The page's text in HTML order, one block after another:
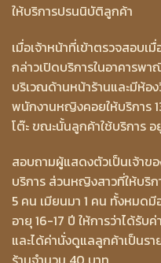
ให้บริการปรนนิบัติลูกค้า
เมื่อเจ้าหน้าที่เข้าตรวจสอบเ
กล่าวเปิดบริการในอาคารพ
บริเวณด้านหน้าร้านและมีห้อ
พนักงานหญิงคอยให้บริการ
โต๊ะ ขณะนั้นลูกค้าใช้บริการ อ
สอบถามผู้แสดงตัวเป็นเจ้า
บริการ ส่วนหญิงสาวที่ให้บริก
5 คน เมียนมา 1 คน ทั้งหมด
อายุ 16-17 ปี ให้การว่าได้รับ
และได้ค่านั่งดูแลลูกค้าเป็นร